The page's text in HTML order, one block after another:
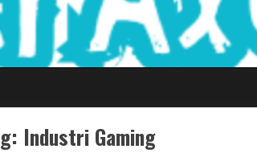
Industri Gaming